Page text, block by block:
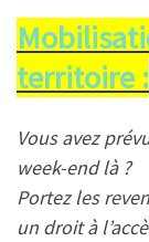
territoire :
Vous avez
week-end là ?
Portez les
un droit à